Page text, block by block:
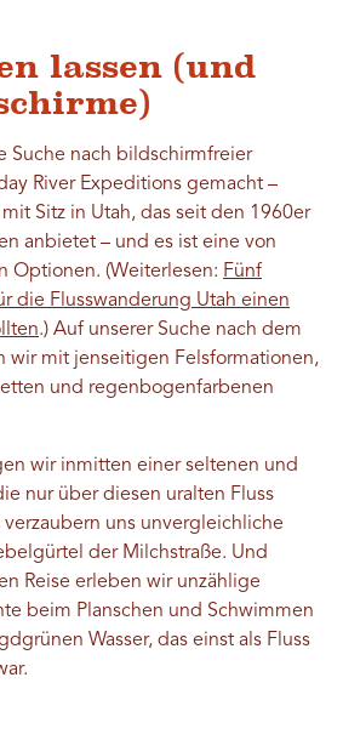
lassen (und
Suche nach bildschirmfreier
River Expeditions gemacht –
Sitz in Utah, das seit den 1960er
anbietet – und es ist eine von
Optionen. (Weiterlesen: Fünf
die Flusswanderung Utah einen
.) Auf unserer Suche nach dem
wir mit jenseitigen Felsformationen,
und regenbogenfarbenen
wir inmitten einer seltenen und
nur über diesen uralten Fluss
uns unvergleichliche
der Milchstraße. Und
Reise erleben wir unzählige
beim Planschen und Schwimmen
Wasser, das einst als Fluss